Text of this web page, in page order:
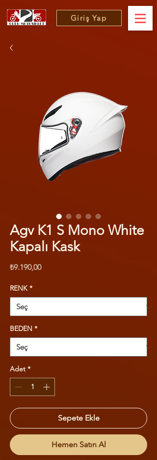
Giriş Yap
Agv K1 S Mono White
Kapalı Kask
₺9.190,00Fiyat
RENK *
BEDEN *
Adet *
Sepete Ekle
Hemen Satın Al